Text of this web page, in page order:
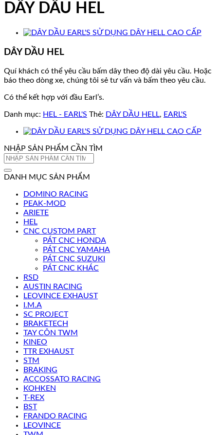
DÂY DẦU HEL
DÂY DẦU HEL
Quí khách có thể yêu cầu bấm dây theo độ dài yêu cầu. Hoặc
báo theo dòng xe, chúng tôi sẻ tư vấn và bấm theo yêu cầu.
Có thể kết hợp với đầu Earl’s.
Danh mục: HEL - EARL'S Thẻ: DÂY DẦU HELL, EARL'S
NHẬP SẢN PHẨM CẦN TÌM
Tìm
DANH MỤC SẢN PHẨM
DOMINO RACING
PEAK-MOD
ARIETE
HEL
CNC CUSTOM PART
PÁT CNC HONDA
PÁT CNC YAMAHA
PÁT CNC SUZUKI
PÁT CNC KHÁC
RSD
AUSTIN RACING
LEOVINCE EXHAUST
I.M.A
SC PROJECT
BRAKETECH
TAY CÔN TWM
KINEO
TTR EXHAUST
STM
BRAKING
ACCOSSATO RACING
KOHKEN
T-REX
BST
FRANDO RACING
LEOVINCE